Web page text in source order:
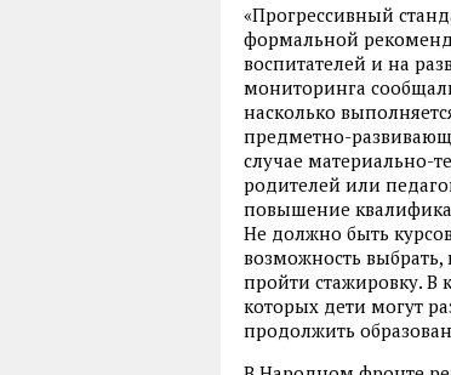
«Прогрессивный
формальной
воспитателей и на
мониторинга
насколько
предметно-
случае материально-
родителей или
повышение
Не должно быть
возможность
пройти стажировку. В
которых дети могут
продолжить